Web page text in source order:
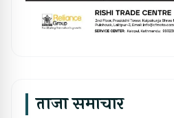
ताजा समाचार